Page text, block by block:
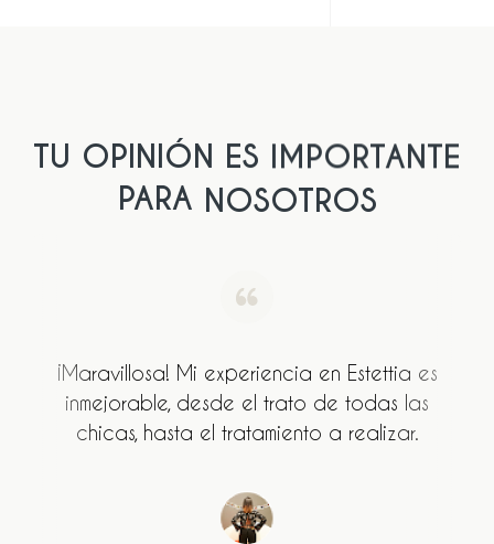
TU OPINIÓN ES IMPORTANTE
PARA NOSOTROS
¡Maravillosa! Mi experiencia en Estettia es
inmejorable, desde el trato de todas las
chicas, hasta el tratamiento a realizar.